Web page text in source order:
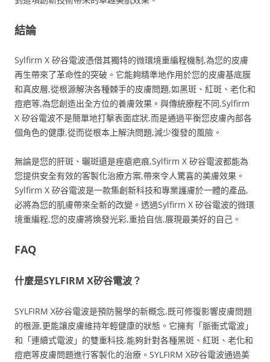
結論
Sylfirm X 矽谷電波憑借其獨特的微環境重編程機制,為您的皮膚
再生帶來了革命性的突破。它能夠精準地作用於您的皮膚基底膜
和真皮層,從根源解決各種棘手的皮膚問題,如黑斑、紅斑、老化和
痘疤等,為您創造出全方位的養膚效果。與傳統療程不同,Sylfirm
X 矽谷電波不是簡單地打擊表面症狀,而是通過平衡您皮膚內部各
個角色的健康,從而從根本上解決問題,減少復發的風險。
無論是您的肝斑、曬斑還是痤瘡疤痕,Sylfirm X 矽谷電波都能為
您提供安全有效的客製化治療方案,帶來令人驚喜的美膚效果。
Sylfirm X 矽谷電波是一款集創新科技和專業護膚於一體的產品,
必將為您的肌膚帶來全新的改變。透過Sylfirm X 矽谷電波的微環
境重編程,您的皮膚將煥發光彩,重拾自信,展現最美好的自己。
FAQ
什麼是SYLFIRM X矽谷電波？
SYLFIRM X矽谷電波是預防醫學的新概念,既可修復影響皮膚問題
的根源,更能讓皮膚維持年輕健康的狀態。它擁有「脈衝式電波」
和「連續式電波」的雙重科技,能夠針對各種黑斑、紅斑、老化和
痘疤等皮膚問題進行客製化的治療。SYLFIRM X矽谷電波通過美